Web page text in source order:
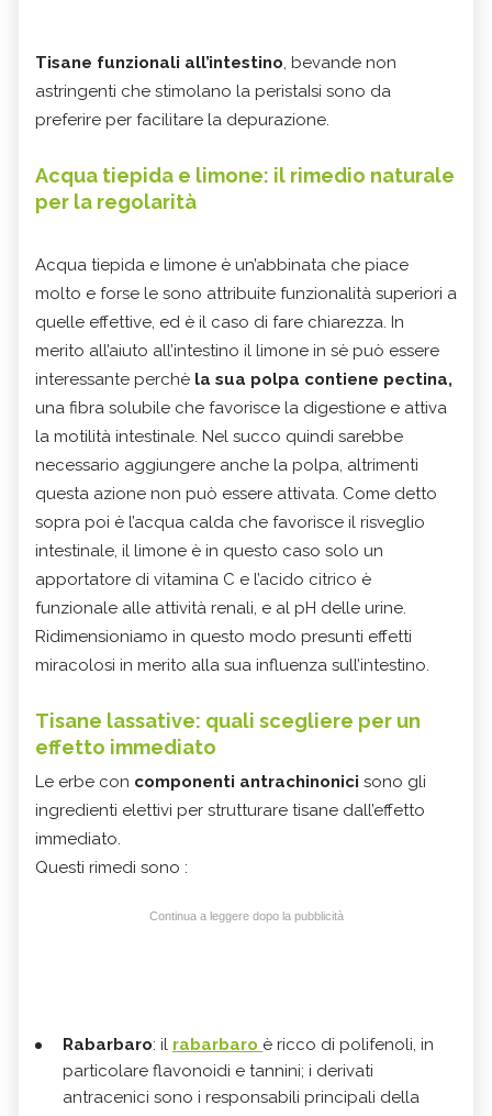
Tisane funzionali all’intestino, bevande non
astringenti che stimolano la peristaIsi sono da
preferire per facilitare la depurazione.
Acqua tiepida e limone: il rimedio naturale
per la regolarità
Acqua tiepida e limone è un’abbinata che piace
molto e forse le sono attribuite funzionalità superiori a
quelle effettive, ed è il caso di fare chiarezza. In
merito all’aiuto all’intestino il limone in sè può essere
interessante perchè la sua polpa contiene pectina,
una fibra solubile che favorisce la digestione e attiva
la motilità intestinale. Nel succo quindi sarebbe
necessario aggiungere anche la polpa, altrimenti
questa azione non può essere attivata. Come detto
sopra poi è l’acqua calda che favorisce il risveglio
intestinale, il limone è in questo caso solo un
apportatore di vitamina C e l’acido citrico è
funzionale alle attività renali, e al pH delle urine.
Ridimensioniamo in questo modo presunti effetti
miracolosi in merito alla sua influenza sull’intestino.
Tisane lassative: quali scegliere per un
effetto immediato
Le erbe con componenti antrachinonici sono gli
ingredienti elettivi per strutturare tisane dall’effetto
immediato.
Questi rimedi sono :
Continua a leggere dopo la pubblicità
Rabarbaro: il rabarbaro è ricco di polifenoli, in
particolare flavonoidi e tannini; i derivati
antracenici sono i responsabili principali della